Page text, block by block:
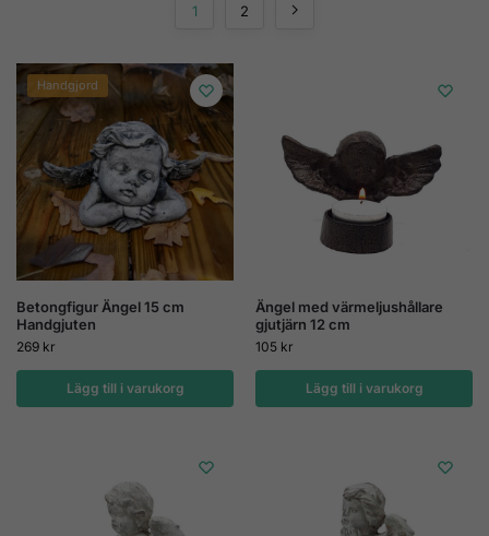
1 2
Handgjord
Betongfigur Ängel 15 cm
Handgjuten
269 kr
Lägg till i varukorg
Ängel med värmeljushållare
gjutjärn 12 cm
105 kr
Lägg till i varukorg